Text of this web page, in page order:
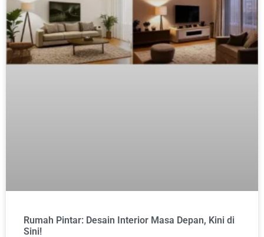
Rumah Pintar: Desain Interior Masa Depan, Kini di
Sini!